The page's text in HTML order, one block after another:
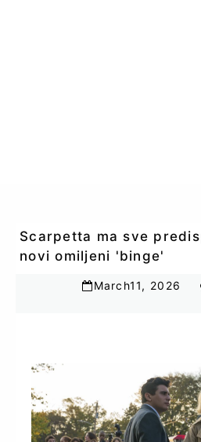
Scarpetta ma sve
novi omiljeni 'binge'
March11, 2026